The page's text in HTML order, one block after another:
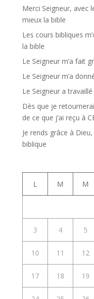
Merci Seigneur, avec
mieux la bible
Les cours bibliques
la bible
Le Seigneur m’a fait
Le Seigneur m’a
Le Seigneur a
Dès que je
de ce que j’ai reçu à
Je rends grâce à
biblique
L M M
3 4 5
10 11 12
17 18 19